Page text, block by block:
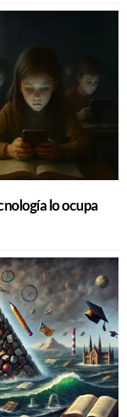
lo ocupa